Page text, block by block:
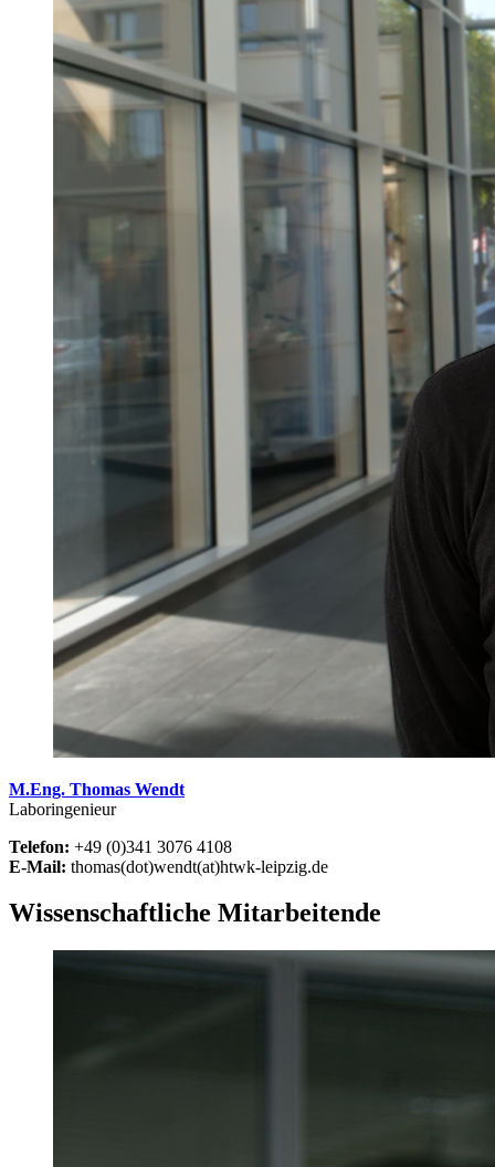
M.Eng. Thomas Wendt
Laboringenieur
Telefon: +49 (0)341 3076 4108
E-Mail: thomas(dot)wendt(at)htwk-leipzig.de
Wissenschaftliche Mitarbeitende